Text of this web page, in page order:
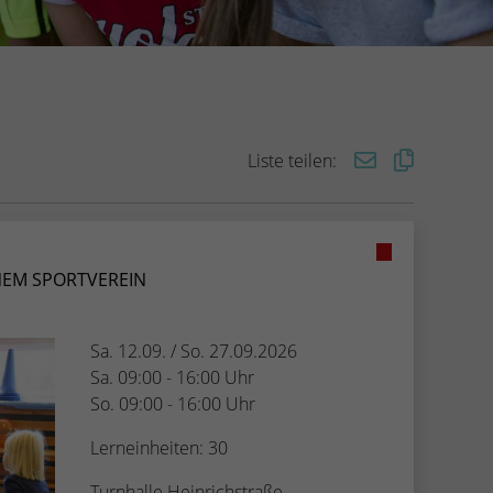
Liste teilen:
SPORTVEREIN
Sa. 12.09. / So. 27.09.2026
Sa. 09:00 - 16:00 Uhr
So. 09:00 - 16:00 Uhr
Lerneinheiten: 30